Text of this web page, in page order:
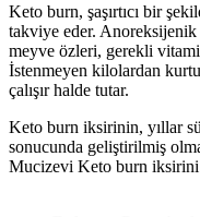
Keto burn, şaşırtıcı bir
takviye eder.
meyve özleri, gerekli
İstenmeyen kilolardan
çalışır halde tutar.
Keto burn iksirinin, yıllar
sonucunda geliştirilmiş
Mucizevi Keto burn